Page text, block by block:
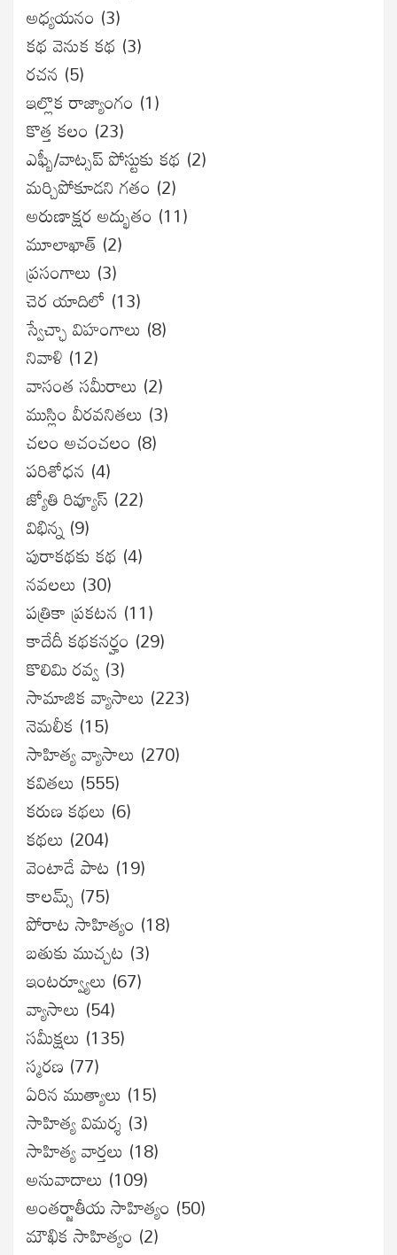
అధ్యయనం (3)
కథ వెనుక కథ (3)
రచన (5)
ఇల్లొక రాజ్యాంగం (1)
కొత్త కలం (23)
ఎఫ్బీ/వాట్సప్ పోస్టుకు కథ (2)
మర్చిపోకూడని గతం (2)
అరుణాక్షర అద్భుతం (11)
మూలాఖాత్ (2)
ప్రసంగాలు (3)
చెర యాదిలో (13)
స్వేచ్ఛా విహంగాలు (8)
నివాళి (12)
వాసంత సమీరాలు (2)
ముస్లిం వీరవనితలు (3)
చలం అచంచలం (8)
ప‌రిశోధ‌న‌ (4)
జ్యోతి రివ్యూస్ (22)
విభిన్న (9)
పురాకథకు కథ (4)
నవలలు (30)
పత్రికా ప్రకటన (11)
కాదేదీ కథకనర్హం (29)
కొలిమి రవ్వ (3)
సామాజిక వ్యాసాలు (223)
నెమలీక (15)
సాహిత్య వ్యాసాలు (270)
కవితలు (555)
కరుణ కథలు (6)
కథలు (204)
వెంటాడే పాట (19)
కాలమ్స్ (75)
పోరాట సాహిత్యం (18)
బతుకు ముచ్చట (3)
ఇంటర్వ్యూలు (67)
వ్యాసాలు (54)
సమీక్షలు (135)
స్మరణ (77)
ఏరిన ముత్యాలు (15)
సాహిత్య విమర్శ (3)
సాహిత్య వార్తలు (18)
అనువాదాలు (109)
అంతర్జాతీయ సాహిత్యం (50)
మౌఖిక సాహిత్యం (2)